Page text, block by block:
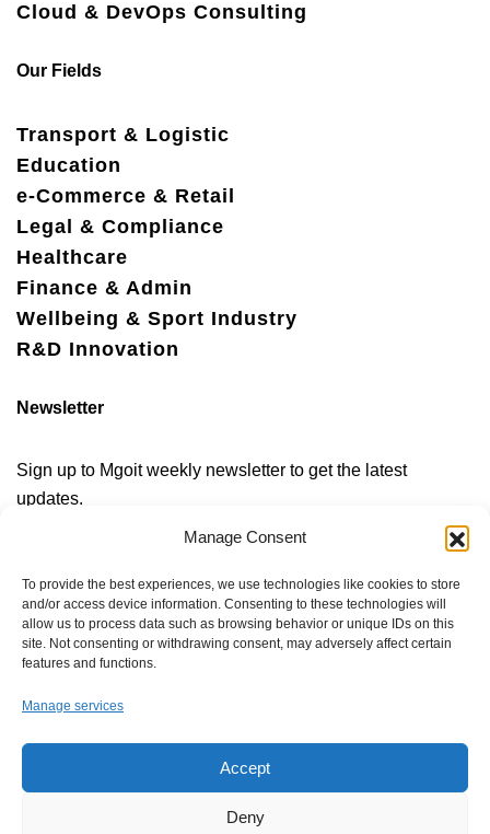
Manage Consent
To provide the best experiences, we use technologies like cookies to store
and/or access device information. Consenting to these technologies will
allow us to process data such as browsing behavior or unique IDs on this
site. Not consenting or withdrawing consent, may adversely affect certain
features and functions.
Manage services
Accept
Deny
Cloud & DevOps Consulting
Our Fields
Transport & Logistic
Education
e-Commerce & Retail
Legal & Compliance
Healthcare
Finance & Admin
Wellbeing & Sport Industry
R&D Innovation
Newsletter
Sign up to Mgoit weekly newsletter to get the latest
updates.
SEND